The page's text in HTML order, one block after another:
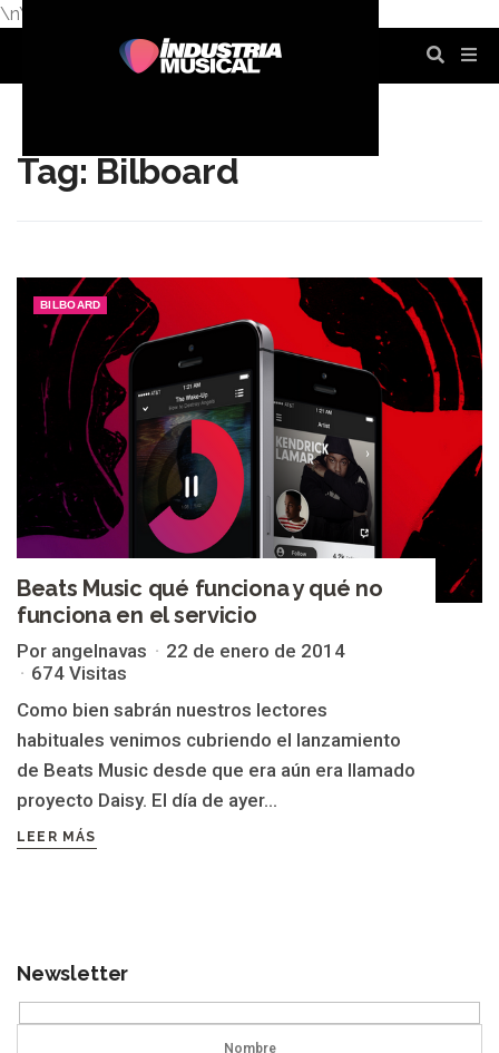
\n\n
Tag: Bilboard
BILBOARD
Beats Music qué funciona y qué no
funciona en el servicio
Por angelnavas
22 de enero de 2014
674 Visitas
Como bien sabrán nuestros lectores
habituales venimos cubriendo el lanzamiento
de Beats Music desde que era aún era llamado
proyecto Daisy. El día de ayer...
LEER MÁS
Newsletter